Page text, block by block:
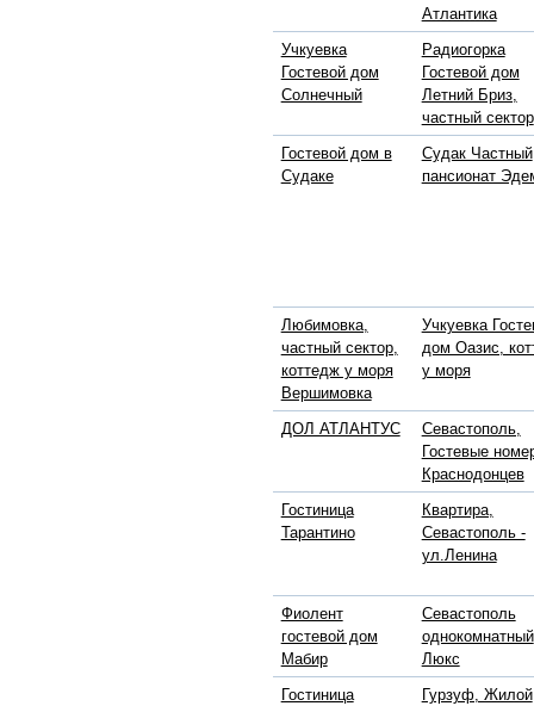
Атлантика
Учкуевка
Гостевой дом
Солнечный
Радиогорка
Гостевой дом
Летний Бриз,
частный сектор
Гостевой дом в
Судаке
Судак Частный
пансионат
Любимовка,
частный сектор,
коттедж у моря
Вершимовка
Учкуевка
дом Оазис,
у моря
ДОЛ АТЛАНТУС
Севастополь,
Гостевые
Краснодонцев
Гостиница
Тарантино
Квартира,
Севастополь -
ул.Ленина
Фиолент
гостевой дом
Мабир
Севастополь
однокомнатный
Люкс
Гостиница
Гурзуф, Жилой